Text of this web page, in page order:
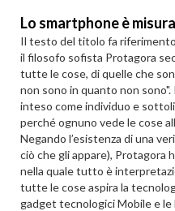
Lo smartphone è
Il testo del titolo fa riferimento
il filosofo sofista Protagora
tutte le cose, di quelle che
non sono in quanto non sono".
inteso come individuo e
perché ognuno vede le cose
Negando l’esistenza di una
ciò che gli appare), Protagora
nella quale tutto è
tutte le cose aspira la
gadget tecnologici Mobile e